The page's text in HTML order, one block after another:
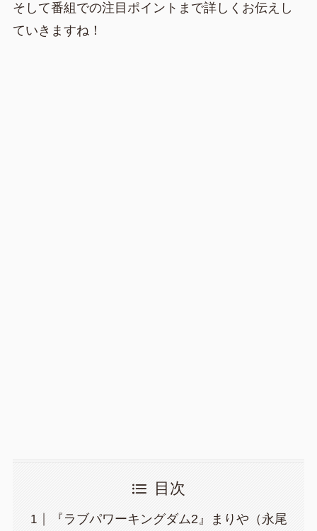
そして番組での注目ポイントまで詳しくお伝えし
ていきますね！
目次
『ラブパワーキングダム2』まりや（永尾